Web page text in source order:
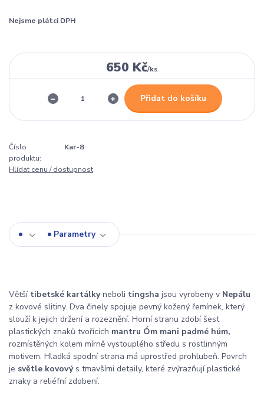
Nejsme plátci DPH
650 Kč/ks
Přidat do košíku
Číslo
produktu:
Kar-8
Hlídat cenu / dostupnost
Parametry
Větší tibetské kartálkyneboli tingsha jsou vyrobeny v Nepálu
z kovové slitiny. Dva činely spojuje pevný kožený řemínek, který
slouží k jejich držení a rozeznění. Horní stranu zdobí šest
plastických znaků tvořících mantru Óm mani padmé húm,
rozmístěných kolem mírně vystouplého středu s rostlinným
motivem. Hladká spodní strana má uprostřed prohlubeň. Povrch
je světle kovovýs tmavšími detaily, které zvýrazňují plastické
znaky a reliéfní zdobení.